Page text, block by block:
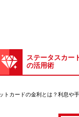
ステータスカー
の活用術
トカードの金利とは？利息や